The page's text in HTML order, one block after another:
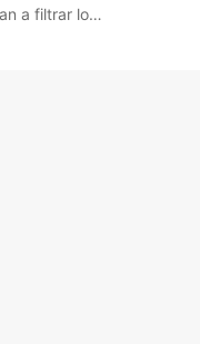
a filtrar lo…